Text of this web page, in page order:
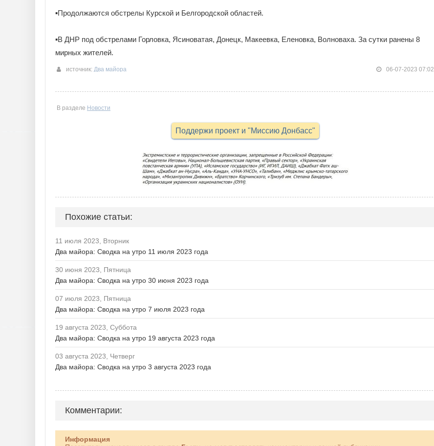
▪️Продолжаются обстрелы Курской и Белгородской областей.
▪️В ДНР под обстрелами Горловка, Ясиноватая, Донецк, Макеевка, Еленовка, Волноваха. За сутки ранены 8
мирных жителей.
источник: Два майора 06-07-2023 07:02
В разделе Новости
Поддержи проект и "Миссию Донбасс"
Похожие статьи:
11 июля 2023, Вторник
Два майора: Сводка на утро 11 июля 2023 года
30 июня 2023, Пятница
Два майора: Сводка на утро 30 июня 2023 года
07 июля 2023, Пятница
Два майора: Сводка на утро 7 июля 2023 года
19 августа 2023, Суббота
Два майора: Сводка на утро 19 августа 2023 года
03 августа 2023, Четверг
Два майора: Сводка на утро 3 августа 2023 года
Комментарии:
Информация